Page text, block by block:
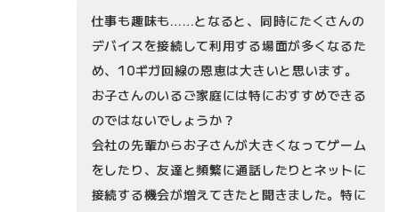
仕事も趣味も……となると、同時にたくさんの
デバイスを接続して利用する場面が多くなるた
め、10ギガ回線の恩恵は大きいと思います。
お子さんのいるご家庭には特におすすめできる
のではないでしょうか？
会社の先輩からお子さんが大きくなってゲーム
をしたり、友達と頻繁に通話したりとネットに
接続する機会が増えてきたと聞きました。特に